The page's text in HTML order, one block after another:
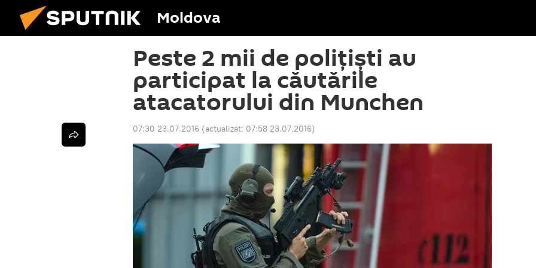
Moldova
Peste 2 mii de poliţişti au
participat la căutările
atacatorului din Munchen
07:30 23.07.2016 (actualizat: 07:58 23.07.2016)